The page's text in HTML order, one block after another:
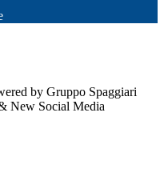
by Gruppo Spaggiari
New Social Media